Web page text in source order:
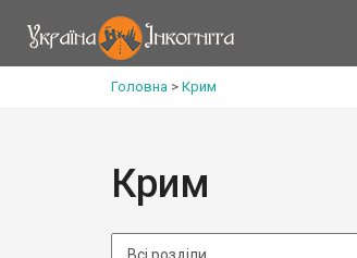
Головна > Крим
Крим